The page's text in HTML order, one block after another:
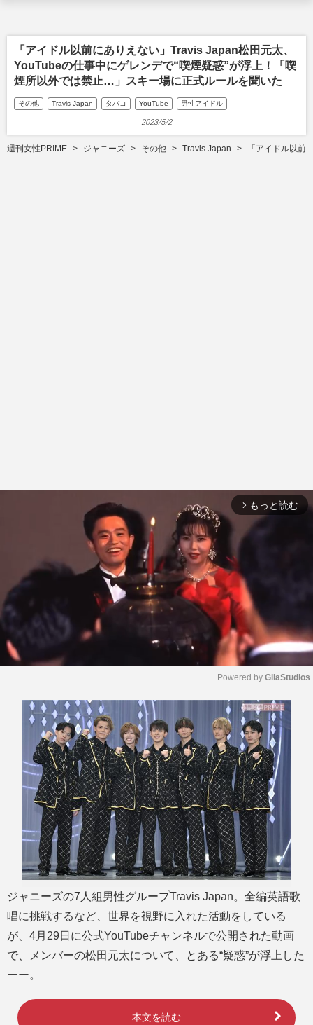
「アイドル以前にありえない」Travis Japan松田元太、
YouTubeの仕事中にゲレンデで“喫煙疑惑”が浮上！「喫
煙所以外では禁止…」スキー場に正式ルールを聞いた
その他 Travis Japan タバコ YouTube 男性アイドル
2023/5/2
週刊女性PRIME ジャニーズ その他 Travis Japan 「アイドル以
arrow_forward_ios もっと読む
M
u
t
e
Powered by GliaStudios
ジャニーズの7人組男性グループTravis Japan。全編英語歌
唱に挑戦するなど、世界を視野に入れた活動をしている
が、4月29日に公式YouTubeチャンネルで公開された動画
で、メンバーの松田元太について、とある“疑惑”が浮上した
ーー。
本文を読む